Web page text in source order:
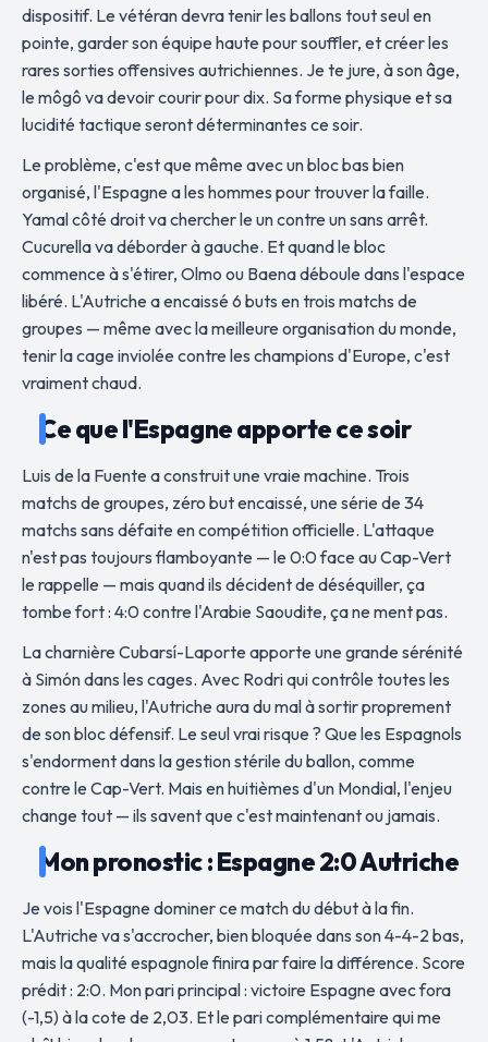
dispositif. Le vétéran devra tenir les ballons tout seul en
pointe, garder son équipe haute pour souffler, et créer les
rares sorties offensives autrichiennes. Je te jure, à son âge,
le môgô va devoir courir pour dix. Sa forme physique et sa
lucidité tactique seront déterminantes ce soir.
Le problème, c'est que même avec un bloc bas bien
organisé, l'Espagne a les hommes pour trouver la faille.
Yamal côté droit va chercher le un contre un sans arrêt.
Cucurella va déborder à gauche. Et quand le bloc
commence à s'étirer, Olmo ou Baena déboule dans l'espace
libéré. L'Autriche a encaissé 6 buts en trois matchs de
groupes — même avec la meilleure organisation du monde,
tenir la cage inviolée contre les champions d'Europe, c'est
vraiment chaud.
Ce que l'Espagne apporte ce soir
Luis de la Fuente a construit une vraie machine. Trois
matchs de groupes, zéro but encaissé, une série de 34
matchs sans défaite en compétition officielle. L'attaque
n'est pas toujours flamboyante — le 0:0 face au Cap-Vert
le rappelle — mais quand ils décident de déséquiller, ça
tombe fort : 4:0 contre l'Arabie Saoudite, ça ne ment pas.
La charnière Cubarsí-Laporte apporte une grande sérénité
à Simón dans les cages. Avec Rodri qui contrôle toutes les
zones au milieu, l'Autriche aura du mal à sortir proprement
de son bloc défensif. Le seul vrai risque ? Que les Espagnols
s'endorment dans la gestion stérile du ballon, comme
contre le Cap-Vert. Mais en huitièmes d'un Mondial, l'enjeu
change tout — ils savent que c'est maintenant ou jamais.
Mon pronostic : Espagne 2:0 Autriche
Je vois l'Espagne dominer ce match du début à la fin.
L'Autriche va s'accrocher, bien bloquée dans son 4-4-2 bas,
mais la qualité espagnole finira par faire la différence. Score
prédit : 2:0. Mon pari principal : victoire Espagne avec fora
(-1,5) à la cote de 2,03. Et le pari complémentaire qui me